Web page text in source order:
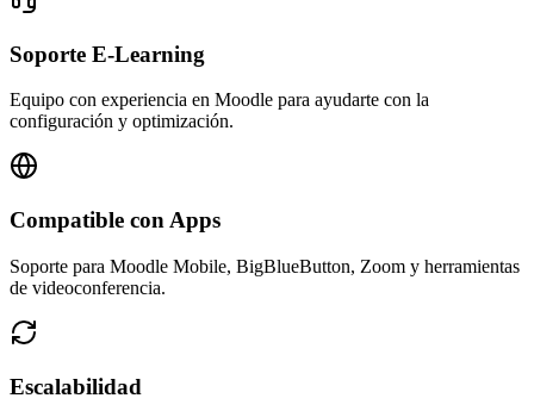
Soporte E-Learning
Equipo con experiencia en Moodle para ayudarte con la
configuración y optimización.
Compatible con Apps
Soporte para Moodle Mobile, BigBlueButton, Zoom y herramientas
de videoconferencia.
Escalabilidad